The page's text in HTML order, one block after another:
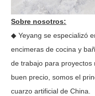
Sobre nosotros:
◆ Yeyang se especializó
encimeras de cocina y
de trabajo para proyectos
buen precio, somos el
cuarzo artificial de China.